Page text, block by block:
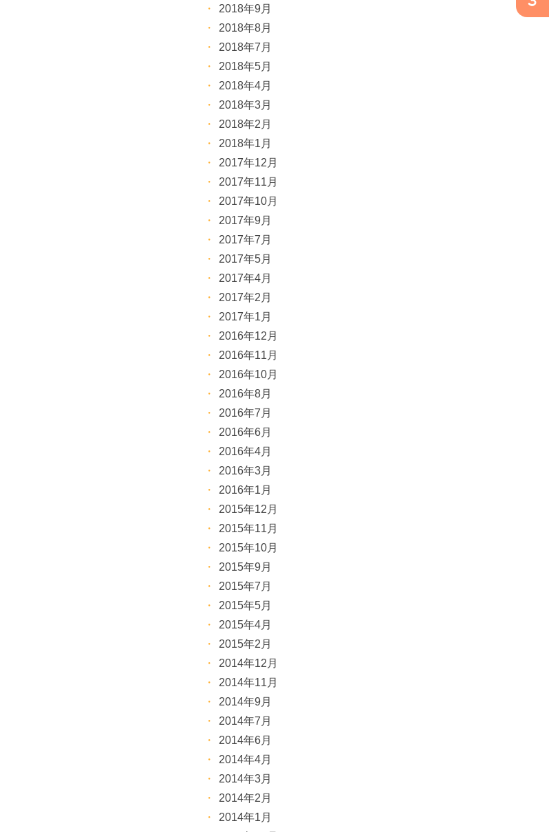
2018年9月
2018年8月
2018年7月
2018年5月
2018年4月
2018年3月
2018年2月
2018年1月
2017年12月
2017年11月
2017年10月
2017年9月
2017年7月
2017年5月
2017年4月
2017年2月
2017年1月
2016年12月
2016年11月
2016年10月
2016年8月
2016年7月
2016年6月
2016年4月
2016年3月
2016年1月
2015年12月
2015年11月
2015年10月
2015年9月
2015年7月
2015年5月
2015年4月
2015年2月
2014年12月
2014年11月
2014年9月
2014年7月
2014年6月
2014年4月
2014年3月
2014年2月
2014年1月